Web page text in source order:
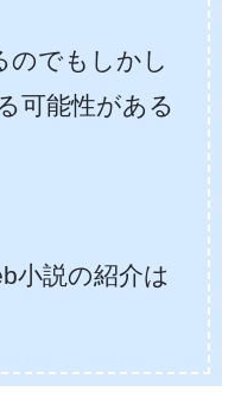
のでもしかし
可能性がある
小説の紹介は